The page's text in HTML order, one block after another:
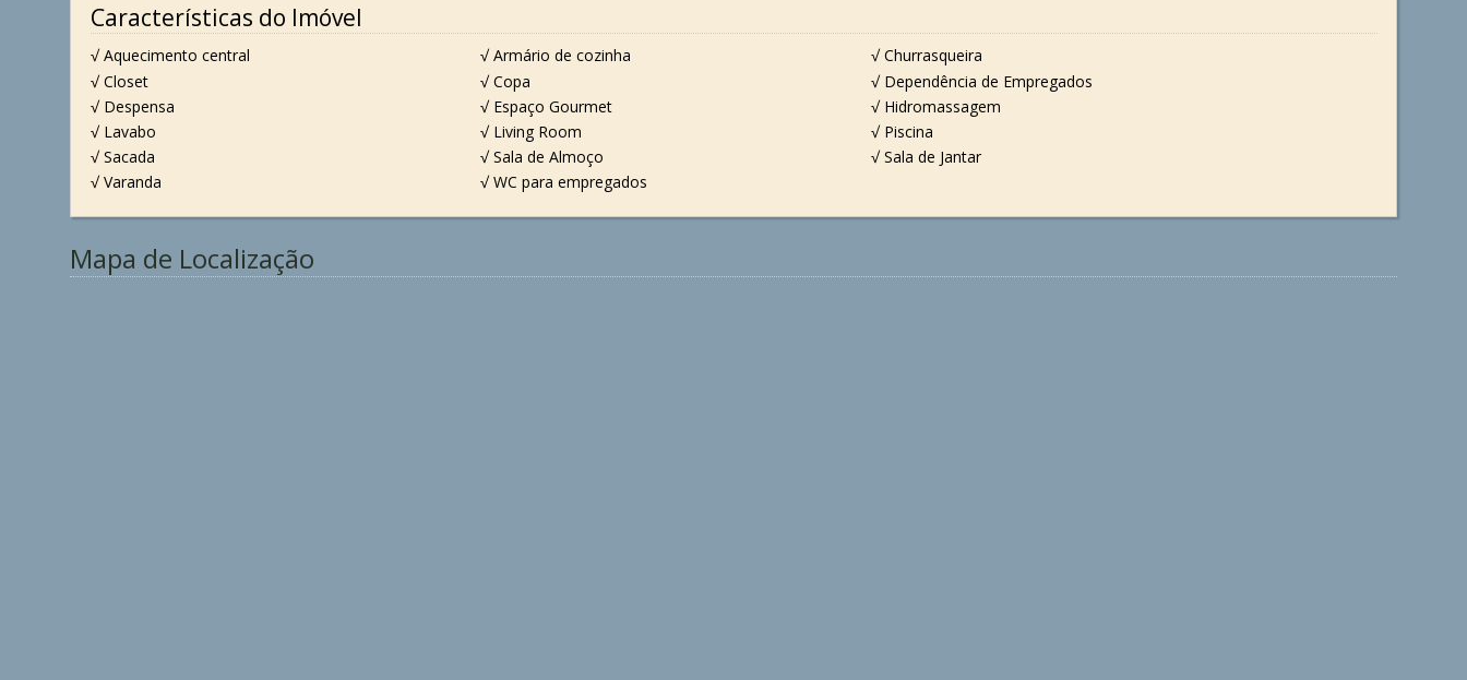
Características do Imóvel
√ Aquecimento central √ Armário de cozinha
√ Churrasqueira
√ Closet
√ Copa
√ Dependência de Empregados
√ Despensa
√ Espaço Gourmet
√ Hidromassagem
√ Lavabo
√ Living Room
√ Piscina
√ Sacada
√ Sala de Almoço
√ Sala de Jantar
√ Varanda
√ WC para empregados
Mapa de Localização